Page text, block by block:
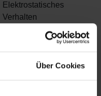
Über Cookies
Elektrostatisches
Verhalten